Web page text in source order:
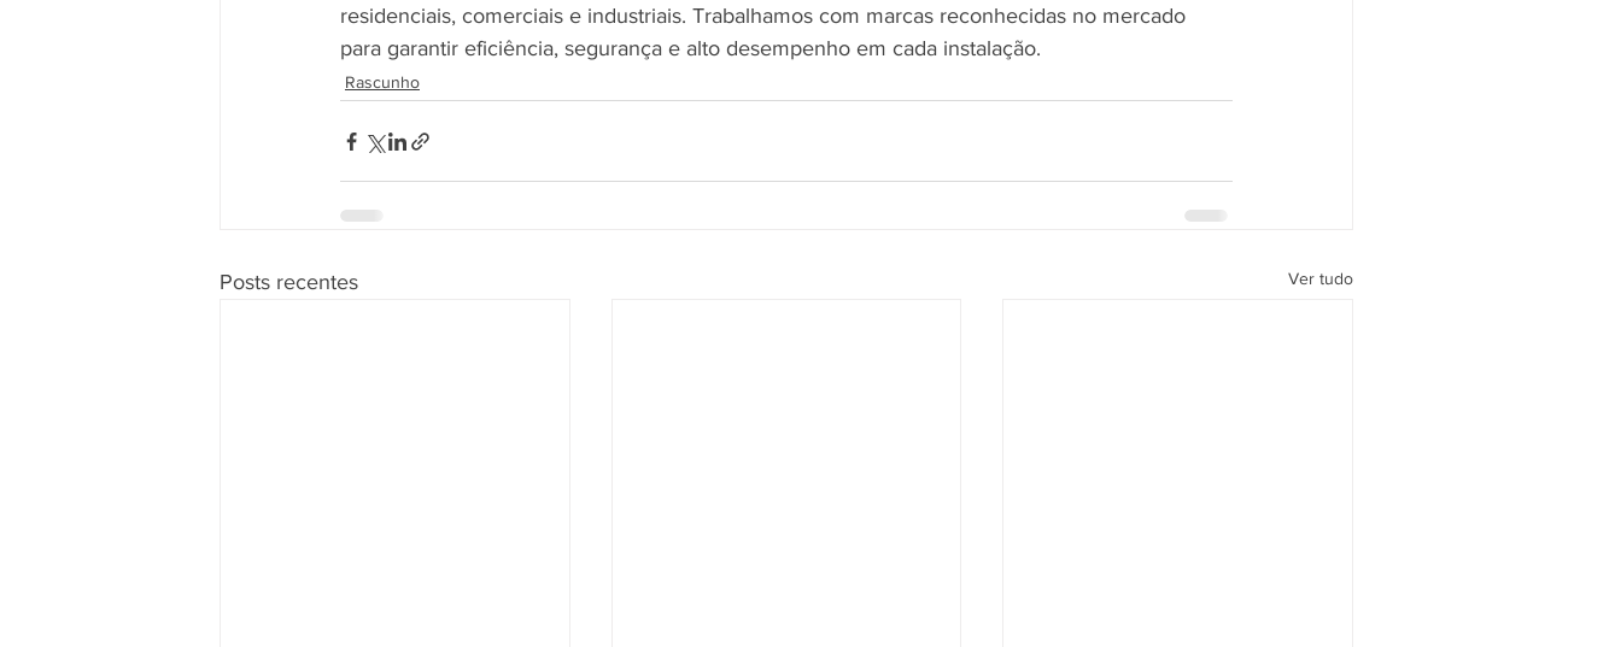
residenciais, comerciais e industriais. Trabalhamos com marcas reconhecidas no mercado
para garantir eficiência, segurança e alto desempenho em cada instalação.
Rascunho
Posts recentes Ver tudo